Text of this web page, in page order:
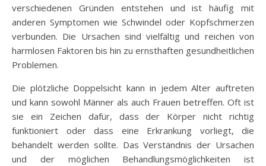
verschiedenen Gründen entstehen und ist häufig mit
anderen Symptomen wie Schwindel oder Kopfschmerzen
verbunden. Die Ursachen sind vielfältig und reichen von
harmlosen Faktoren bis hin zu ernsthaften gesundheitlichen
Problemen.
Die plötzliche Doppelsicht kann in jedem Alter auftreten
und kann sowohl Männer als auch Frauen betreffen. Oft ist
sie ein Zeichen dafür, dass der Körper nicht richtig
funktioniert oder dass eine Erkrankung vorliegt, die
behandelt werden sollte. Das Verständnis der Ursachen
und der möglichen Behandlungsmöglichkeiten ist